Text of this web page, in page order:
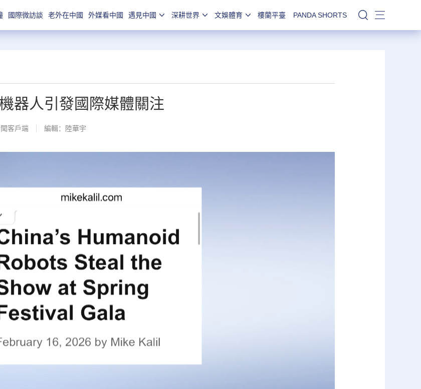
國際微訪談 老外在中國 外媒看中國 遇見中國 深耕世界 文娛體育 樓蘭平臺 PANDA SHORTS 站內搜索
器人引發國際媒體關注
客戶端 編輯：陸華宇